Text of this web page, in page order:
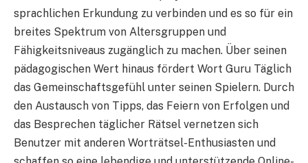
sprachlichen Erkundung zu verbinden und es so für ein
breites Spektrum von Altersgruppen und
Fähigkeitsniveaus zugänglich zu machen. Über seinen
pädagogischen Wert hinaus fördert Wort Guru Täglich
das Gemeinschaftsgefühl unter seinen Spielern. Durch
den Austausch von Tipps, das Feiern von Erfolgen und
das Besprechen täglicher Rätsel vernetzen sich
Benutzer mit anderen Worträtsel-Enthusiasten und